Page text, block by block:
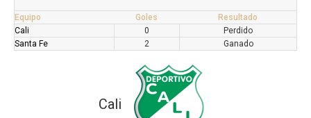
Equipo Goles
Resultado
Cali
0
Perdido
Santa Fe
2 Ganado
Cali